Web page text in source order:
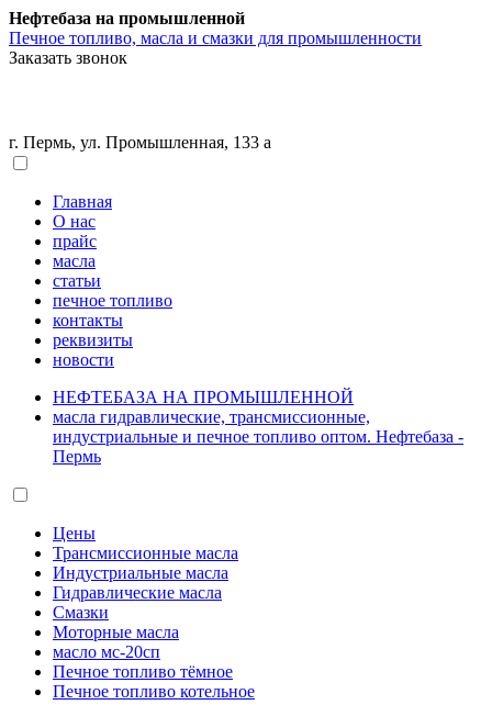
Нефтебаза на промышленной
Печное топливо, масла и смазки для промышленности
Заказать звонок
г. Пермь, ул. Промышленная, 133 а
Главная
О нас
прайс
масла
статьи
печное топливо
контакты
реквизиты
новости
НЕФТЕБАЗА НА ПРОМЫШЛЕННОЙ
масла гидравлические, трансмиссионные,
индустриальные и печное топливо оптом. Нефтебаза -
Пермь
Цены
Трансмиссионные масла
Индустриальные масла
Гидравлические масла
Смазки
Моторные масла
масло мс-20сп
Печное топливо тёмное
Печное топливо котельное